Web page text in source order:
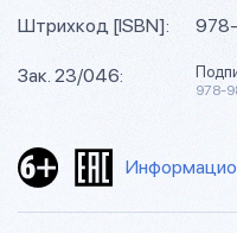
Штрихкод [ISBN]:
Зак. 23/046:
978-